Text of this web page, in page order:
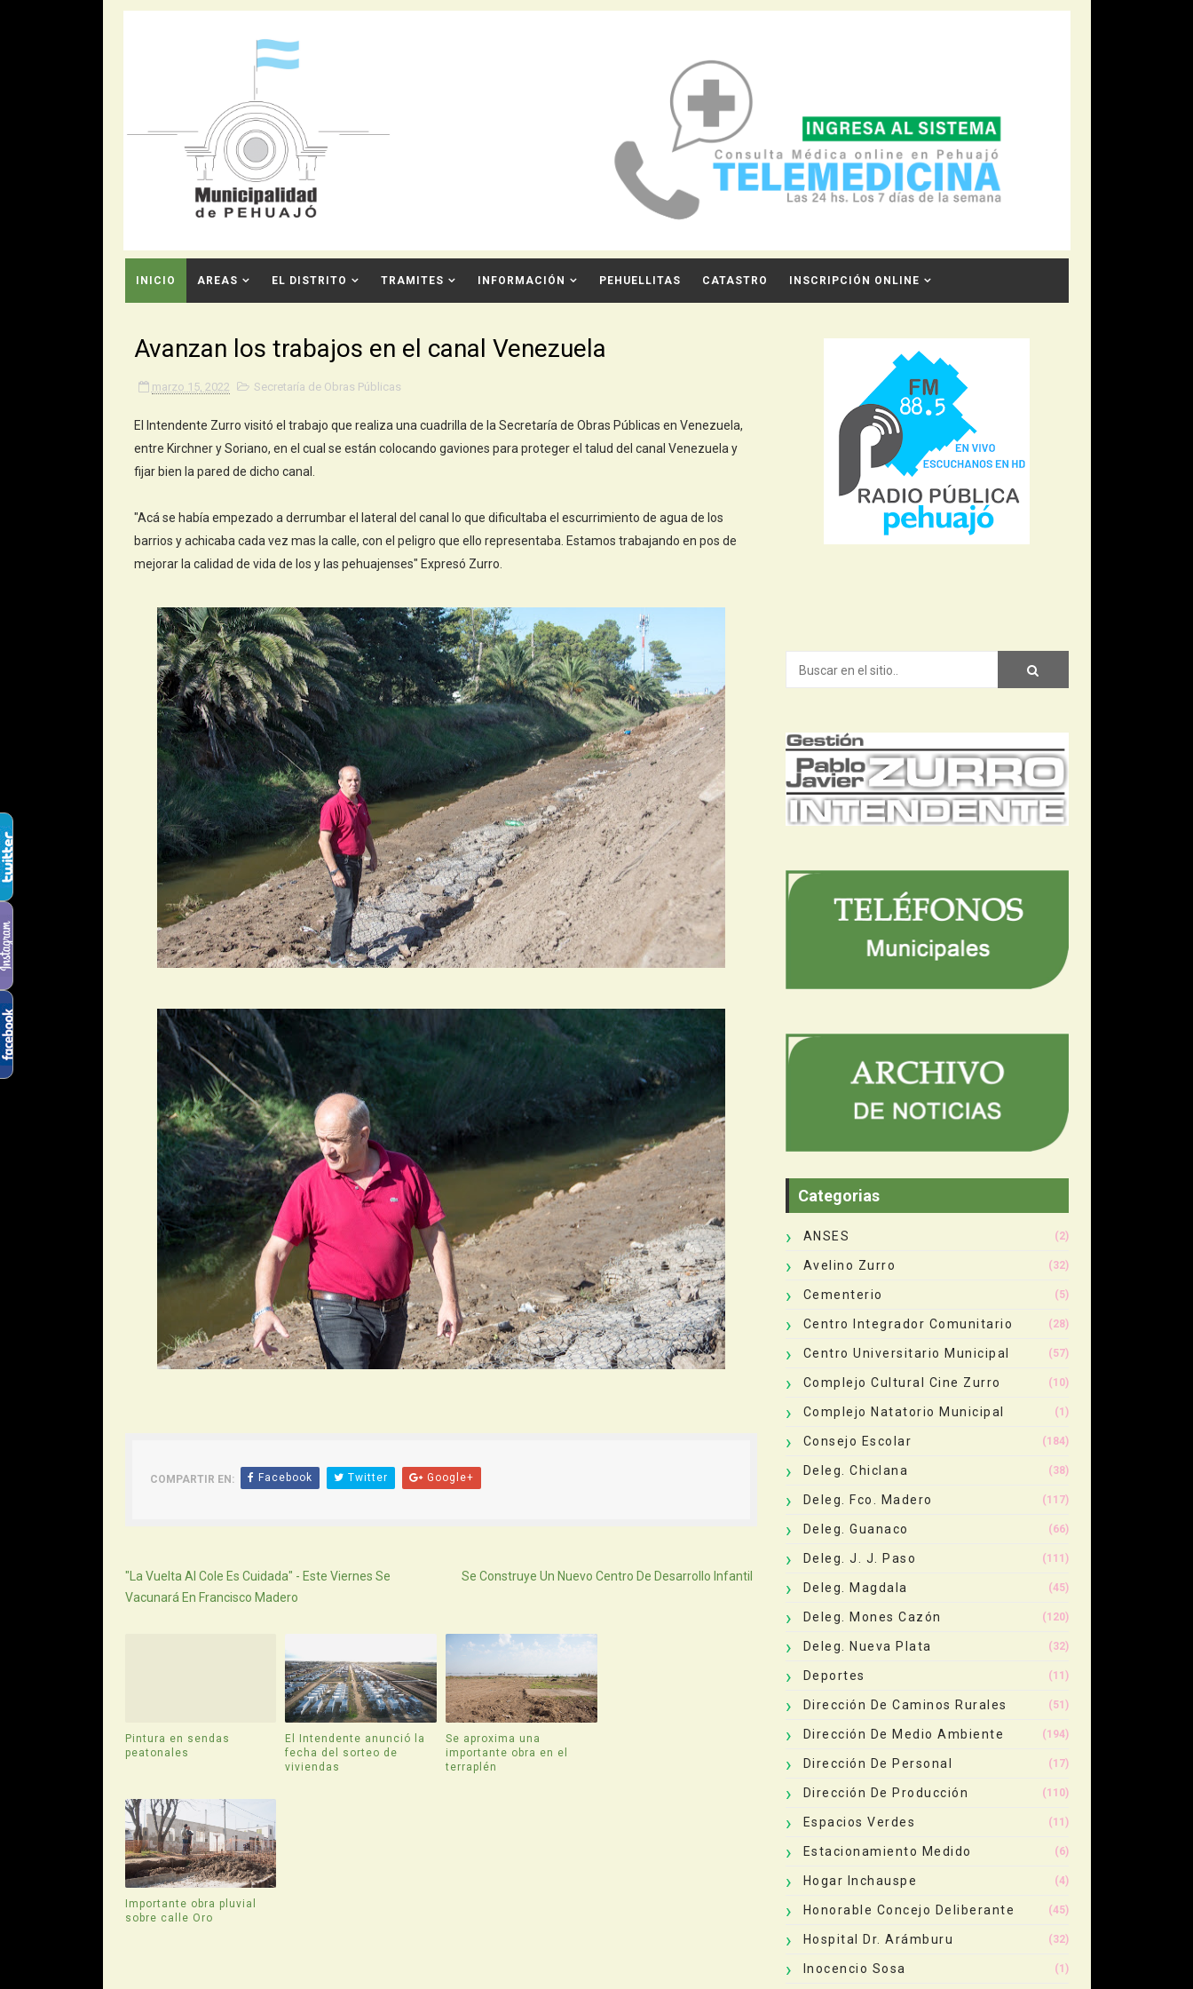
INICIO AREAS EL DISTRITO TRAMITES INFORMACIÓN PEHUELLITAS CATASTRO INSCRIPCIÓN ONLINE
Avanzan los trabajos en el canal Venezuela
marzo 15, 2022 Secretaría de Obras Públicas
El Intendente Zurro visitó el trabajo que realiza una cuadrilla de la Secretaría de Obras Públicas en Venezuela,
entre Kirchner y Soriano, en el cual se están colocando gaviones para proteger el talud del canal Venezuela y
fijar bien la pared de dicho canal.
"Acá se había empezado a derrumbar el lateral del canal lo que dificultaba el escurrimiento de agua de los
barrios y achicaba cada vez mas la calle, con el peligro que ello representaba. Estamos trabajando en pos de
mejorar la calidad de vida de los y las pehuajenses" Expresó Zurro.
COMPARTIR EN: Facebook Twitter Google+
"La Vuelta Al Cole Es Cuidada" - Este Viernes Se
Vacunará En Francisco Madero
Se Construye Un Nuevo Centro De Desarrollo Infantil
Pintura en sendas
peatonales
El Intendente anunció la
fecha del sorteo de
viviendas
Se aproxima una
importante obra en el
terraplén
Importante obra pluvial
sobre calle Oro
Categorias
ANSES (2)
Avelino Zurro (32)
Cementerio (5)
Centro Integrador Comunitario (28)
Centro Universitario Municipal (57)
Complejo Cultural Cine Zurro (10)
Complejo Natatorio Municipal (1)
Consejo Escolar (184)
Deleg. Chiclana (38)
Deleg. Fco. Madero (117)
Deleg. Guanaco (66)
Deleg. J. J. Paso (111)
Deleg. Magdala (45)
Deleg. Mones Cazón (120)
Deleg. Nueva Plata (32)
Deportes (11)
Dirección De Caminos Rurales (51)
Dirección De Medio Ambiente (194)
Dirección De Personal (17)
Dirección De Producción (110)
Espacios Verdes (11)
Estacionamiento Medido (6)
Hogar Inchauspe (4)
Honorable Concejo Deliberante (45)
Hospital Dr. Arámburu (32)
Inocencio Sosa (1)